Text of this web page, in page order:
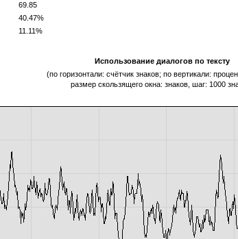
69.85
40.47%
11.11%
Использование диалогов по тексту
(по горизонтали: счётчик знаков; по вертикали:
размер скользящего окна: знаков, шаг: 1000